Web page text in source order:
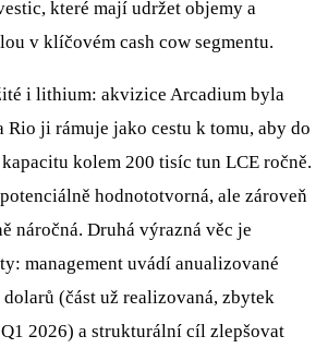
které mají udržet objemy a
v klíčovém cash cow segmentu.
i lithium: akvizice Arcadium byla
Rio ji rámuje jako cestu k tomu, aby do
kolem 200 tisíc tun LCE ročně.
hodnototvorná, ale zároveň
náročná. Druhá výrazná věc je
management uvádí anualizované
(část už realizovaná, zbytek
2026) a strukturální cíl zlepšovat